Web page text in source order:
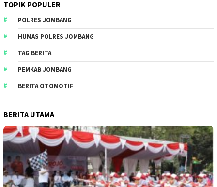
TOPIK POPULER
POLRES JOMBANG
HUMAS POLRES JOMBANG
TAG BERITA
PEMKAB JOMBANG
BERITA OTOMOTIF
BERITA UTAMA